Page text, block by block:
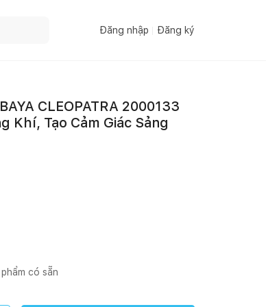
Đăng nhập Đăng ký
CLEOPATRA 2000133
Khí, Tạo Cảm Giác Sảng
có sẵn